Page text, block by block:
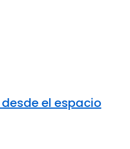
el espacio